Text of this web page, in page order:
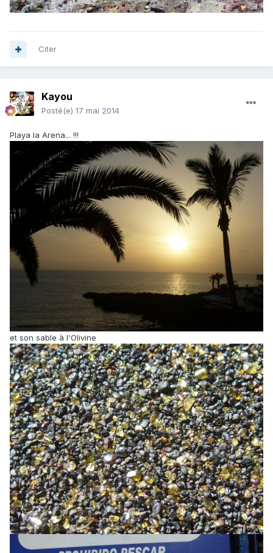
Citer
Kayou
Posté(e) 17 mai 2014
Playa la Arena... !!!
et son sable à l'Olivine